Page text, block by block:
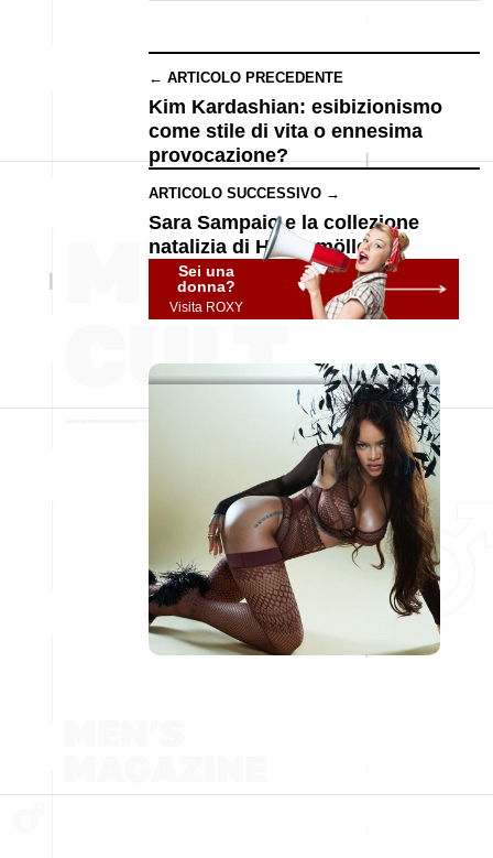
← ARTICOLO PRECEDENTE
Kim Kardashian: esibizionismo
come stile di vita o ennesima
provocazione?
ARTICOLO SUCCESSIVO →
Sara Sampaio e la collezione
natalizia di Hunkemöller
Sei una
donna?
Visita ROXY